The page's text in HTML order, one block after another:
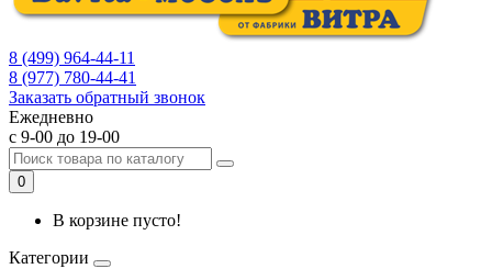
8 (499) 964-44-11
8 (977) 780-44-41
Заказать обратный звонок
Ежедневно
с 9-00 до 19-00
0
В корзине пусто!
Категории